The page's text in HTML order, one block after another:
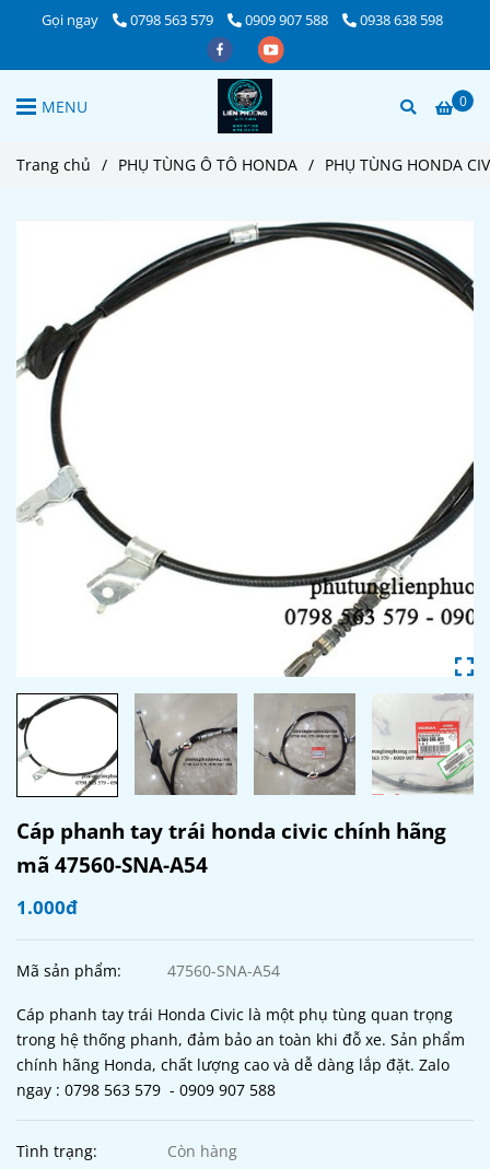
Gọi ngay 0798 563 579 0909 907 588 0938 638 598
0
MENU
Trang chủ / PHỤ TÙNG Ô TÔ HONDA / PHỤ TÙNG HONDA
Cáp phanh tay trái honda civic chính hãng
mã 47560-SNA-A54
1.000đ
Mã sản phẩm: 47560-SNA-A54
Cáp phanh tay trái Honda Civic là một phụ tùng quan trọng
trong hệ thống phanh, đảm bảo an toàn khi đỗ xe. Sản phẩm
chính hãng Honda, chất lượng cao và dễ dàng lắp đặt. Zalo
ngay : 0798 563 579 - 0909 907 588
Tình trạng: Còn hàng